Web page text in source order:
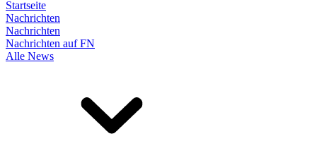
Startseite
Nachrichten
Nachrichten
Nachrichten auf FN
Alle News